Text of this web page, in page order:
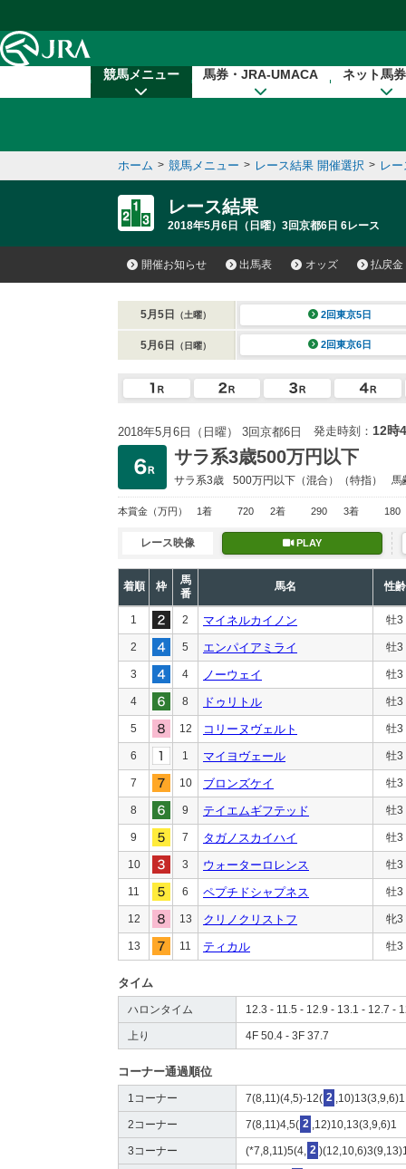
競馬メニュー 馬券・JRA-UMACA ネット馬
ホーム > 競馬メニュー > レース結果 開催選択 > レ
レース結果
2018年5月6日（日曜）3回京都6日 6レース
開催お知らせ 出馬表 オッズ 払戻金
5月5日 （土曜） 2回東京5日
5月6日 （日曜） 2回東京6日
2018年5月6日（日曜） 3回京都6日 発走時刻： 12時
サラ系3歳500万円以下
サラ系3歳 500万円以下 （混合）（特指） 馬
本賞金 （万円） 1着 720 2着 290 3着 180
レース映像 PLAY
着順 枠
馬
番
馬名 性齢
1 2 マイネルカイノン 牡3
2 5 エンパイアミライ 牡3
3 4 ノーウェイ 牡3
4 8 ドゥリトル 牡3
5 12 コリーヌヴェルト 牡3
6 1 マイヨヴェール 牡3
7 10 ブロンズケイ 牡3
8 9 テイエムギフテッド 牡3
9 7 タガノスカイハイ 牡3
10 3 ウォーターロレンス 牡3
11 6 ペプチドシャプネス 牡3
12 13 クリノクリストフ 牝3
13 11 ティカル 牡3
タイム
ハロンタイム 12.3 - 11.5 - 12.9 - 13.1 - 12.7 -
上り 4F 50.4 - 3F 37.7
コーナー通過順位
1コーナー 7(8,11)(4,5)-12( 2 ,10)13(3,9,6)1
2コーナー 7(8,11)4,5( 2 ,12)10,13(3,9,6)1
3コーナー (*7,8,11)5(4, 2